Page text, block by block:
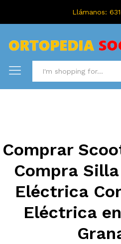
Llámanos:
Comprar
Compra
Eléctrica
Eléctrica